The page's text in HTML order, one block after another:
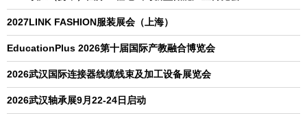
2027LINK FASHION服装展会（上海）
EducationPlus 2026第十届国际产教融合博览会
2026武汉国际连接器线缆线束及加工设备展览会
2026武汉轴承展9月22-24日启动